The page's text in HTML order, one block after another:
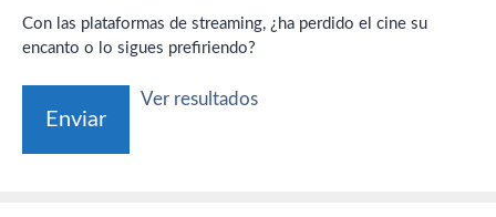
Con las plataformas de streaming, ¿ha perdido el cine su
encanto o lo sigues prefiriendo?
Ver resultados